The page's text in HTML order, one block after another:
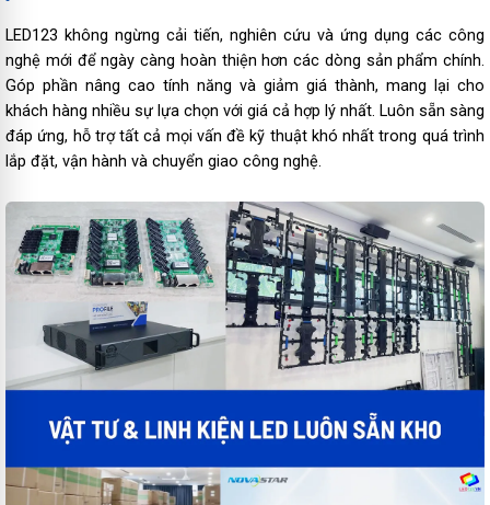
LED123 không ngừng cải tiến, nghiên cứu và ứng dụng các công
nghệ mới để ngày càng hoàn thiện hơn các dòng sản phẩm chính.
Góp phần nâng cao tính năng và giảm giá thành, mang lại cho
khách hàng nhiều sự lựa chọn với giá cả hợp lý nhất. Luôn sẵn sàng
đáp ứng, hỗ trợ tất cả mọi vấn đề kỹ thuật khó nhất trong quá trình
lắp đặt, vận hành và chuyển giao công nghệ.